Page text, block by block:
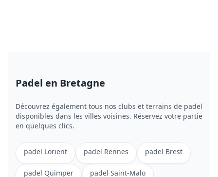
Padel en Bretagne
Découvrez également tous nos clubs et terrains de padel
disponibles dans les villes voisines. Réservez votre partie
en quelques clics.
padel Lorient padel Rennes padel Brest
padel Quimper padel Saint-Malo